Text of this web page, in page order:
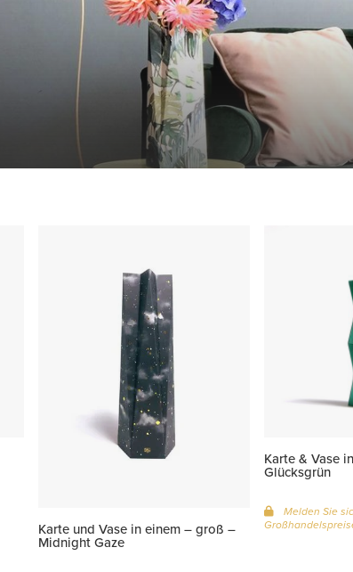
Karte und Vase in einem – groß –
Midnight Gaze
Karte & Vase
Glücksgrün
Melden Sie